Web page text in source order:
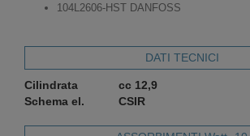
104L2606-HST DANFOSS
DATI TECNICI
Cilindrata
cc 12,9
Schema el.
CSIR